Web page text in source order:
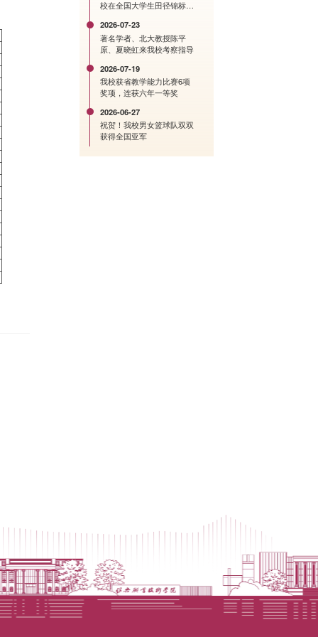
校在全国大学生田径锦标赛
2026-07-23
著名学者、北大教授陈平
原、夏晓虹来我校考察指导
2026-07-19
我校获省教学能力比赛6项
奖项，连获六年一等奖
2026-06-27
祝贺！我校男女篮球队双双
获得全国亚军